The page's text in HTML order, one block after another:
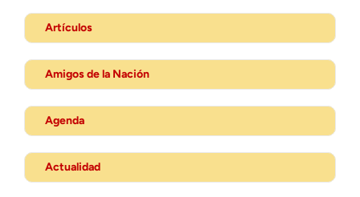
Artículos
Amigos de la Nación
Agenda
Actualidad